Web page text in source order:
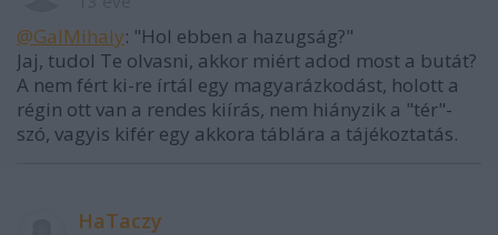
@GalMihaly: "Hol ebben a hazugság?"
Jaj, tudol Te olvasni, akkor miért adod most a butát?
A nem fért ki-re írtál egy magyarázkodást, holott a
régin ott van a rendes kiírás, nem hiányzik a "tér"-
szó, vagyis kifér egy akkora táblára a tájékoztatás.
HaTaczy